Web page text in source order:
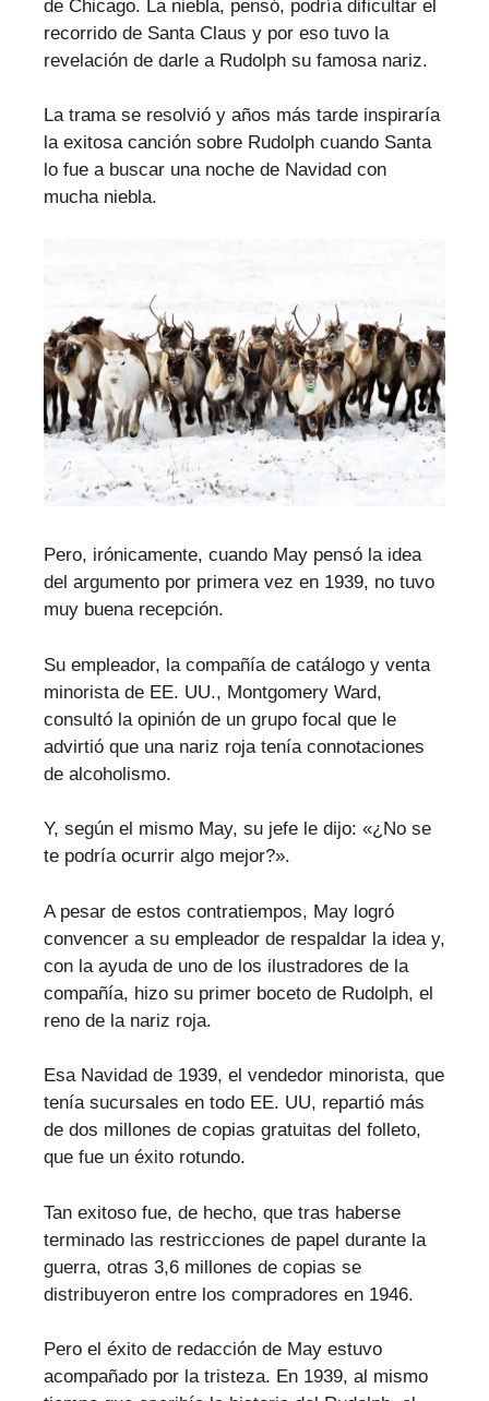
de Chicago. La niebla, pensó, podría dificultar el
recorrido de Santa Claus y por eso tuvo la
revelación de darle a Rudolph su famosa nariz.
La trama se resolvió y años más tarde inspiraría
la exitosa canción sobre Rudolph cuando Santa
lo fue a buscar una noche de Navidad con
mucha niebla.
Pero, irónicamente, cuando May pensó la idea
del argumento por primera vez en 1939, no tuvo
muy buena recepción.
Su empleador, la compañía de catálogo y venta
minorista de EE. UU., Montgomery Ward,
consultó la opinión de un grupo focal que le
advirtió que una nariz roja tenía connotaciones
de alcoholismo.
Y, según el mismo May, su jefe le dijo: «¿No se
te podría ocurrir algo mejor?».
A pesar de estos contratiempos, May logró
convencer a su empleador de respaldar la idea y,
con la ayuda de uno de los ilustradores de la
compañía, hizo su primer boceto de Rudolph, el
reno de la nariz roja.
Esa Navidad de 1939, el vendedor minorista, que
tenía sucursales en todo EE. UU, repartió más
de dos millones de copias gratuitas del folleto,
que fue un éxito rotundo.
Tan exitoso fue, de hecho, que tras haberse
terminado las restricciones de papel durante la
guerra, otras 3,6 millones de copias se
distribuyeron entre los compradores en 1946.
Pero el éxito de redacción de May estuvo
acompañado por la tristeza. En 1939, al mismo